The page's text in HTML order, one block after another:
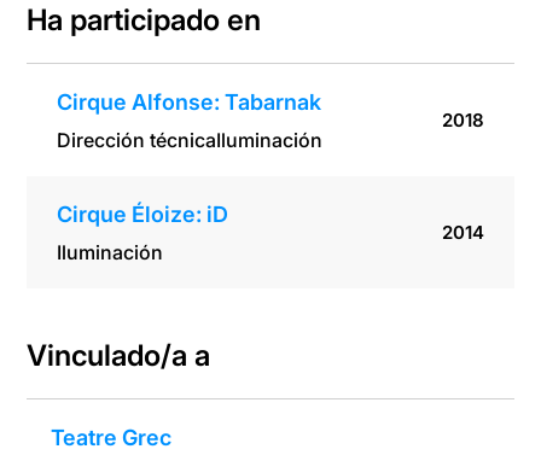
Ha participado en
Cirque Alfonse: Tabarnak
Dirección técnicaIluminación
2018
Cirque Éloize: iD
Iluminación
2014
Vinculado/a a
Teatre Grec